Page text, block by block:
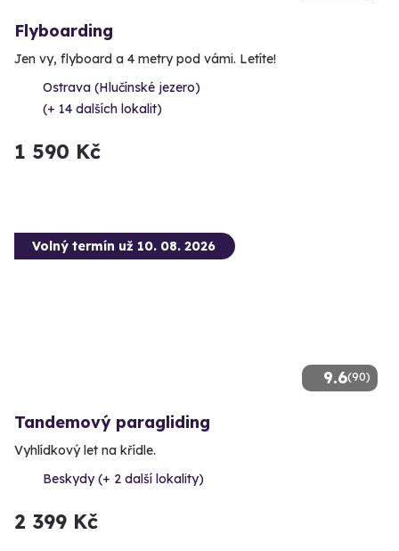
Flyboarding
Jen vy, flyboard a 4 metry pod vámi. Letíte!
Ostrava (Hlučínské jezero)
(+ 14 dalších lokalit)
1 590 Kč
9.6(90)
Volný termín už 10. 08. 2026
Tandemový paragliding
Vyhlídkový let na křídle.
Beskydy (+ 2 další lokality)
2 399 Kč